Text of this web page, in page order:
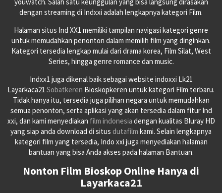
dengan streaming di Indxxi adalah lengkapnya kategori Film.
Halaman situs Ind XX1 memiliki tampilan navigasi kategori genre
untuk memudahkan penonton dalam memilih film yang dinginkan.
Kategori tersedia lengkap mulai dari drama korea, Film Silat, West
Series, hingga genre romance dan music.
Indxx1 juga dikenal baik sebagai website indoxxi Lk21
Layarkaca21 Sobatkeren Bioskopkeren untuk kategori Film terbaru.
Tidak hanya itu, tersedia juga pilihan negara untuk memudahkan
semua penonton, serta aplikasi yang akan tersedia dalam fitur Ind
xxi, dan kami menyediakan film indonesia dengan kualitas Bluray HD
yang siap anda download di situs dutafilm kami. Selain lengkapnya
kategori film yang tersedia, Indo xxi juga menyediakan halaman
bantuan yang bisa Anda akses pada halaman Bantuan.
Nonton Film Bioskop Online Hanya di
Layarkaca21